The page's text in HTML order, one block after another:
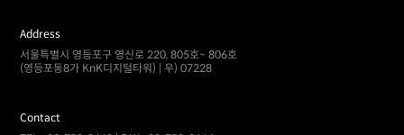
Address
서울특별시 영등포구 영신로 220, 805호~ 806호
(영등포동8가 KnK디지털타워) | 우) 07228
Contact